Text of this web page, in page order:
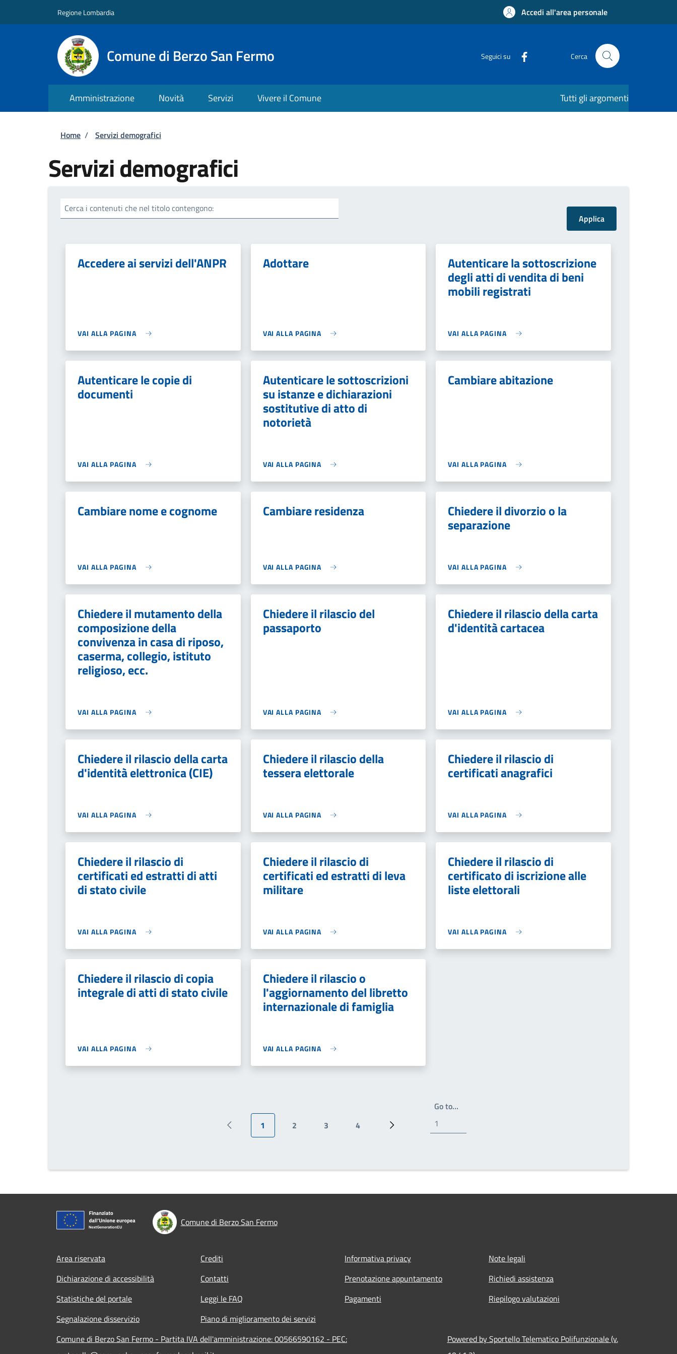
Regione Lombardia Accedi all'area personale
Comune di Berzo San Fermo Seguici su Cerca
Amministrazione Novità Servizi Vivere il Comune Tutti gli argomenti
Briciole di pane
Home / Servizi demografici
Servizi demografici
Cerca i contenuti che nel titolo contengono:
Accedere ai servizi dell'ANPR
VAI ALLA PAGINA
Adottare
VAI ALLA PAGINA
Autenticare la sottoscrizione
degli atti di vendita di beni
mobili registrati
VAI ALLA PAGINA
Autenticare le copie di
documenti
VAI ALLA PAGINA
Autenticare le sottoscrizioni
su istanze e dichiarazioni
sostitutive di atto di
notorietà
VAI ALLA PAGINA
Cambiare abitazione
VAI ALLA PAGINA
Cambiare nome e cognome
VAI ALLA PAGINA
Cambiare residenza
VAI ALLA PAGINA
Chiedere il divorzio o la
separazione
VAI ALLA PAGINA
Chiedere il mutamento della
composizione della
convivenza in casa di riposo,
caserma, collegio, istituto
religioso, ecc.
VAI ALLA PAGINA
Chiedere il rilascio del
passaporto
VAI ALLA PAGINA
Chiedere il rilascio della carta
d'identità cartacea
VAI ALLA PAGINA
Chiedere il rilascio della carta
d'identità elettronica (CIE)
VAI ALLA PAGINA
Chiedere il rilascio della
tessera elettorale
VAI ALLA PAGINA
Chiedere il rilascio di
certificati anagrafici
VAI ALLA PAGINA
Chiedere il rilascio di
certificati ed estratti di atti
di stato civile
VAI ALLA PAGINA
Chiedere il rilascio di
certificati ed estratti di leva
militare
VAI ALLA PAGINA
Chiedere il rilascio di
certificato di iscrizione alle
liste elettorali
VAI ALLA PAGINA
Chiedere il rilascio di copia
integrale di atti di stato civile
VAI ALLA PAGINA
Chiedere il rilascio o
l'aggiornamento del libretto
internazionale di famiglia
VAI ALLA PAGINA
Pagina precedente
Pagina attuale
1
Pagina
2
Pagina
3
Pagina
4
Prossima pagina
Go to…Write the page number you want to go to
Comune di Berzo San Fermo
Footer menu
Area riservata Crediti Informativa privacy
Note legali
Dichiarazione di accessibilità
Contatti Prenotazione appuntamento
Richiedi assistenza
Statistiche del portale
Leggi le FAQ Pagamenti
Riepilogo valutazioni
Segnalazione disservizio
Piano di miglioramento dei servizi
Comune di Berzo San Fermo - Partita IVA dell'amministrazione: 00566590162 - PEC:
Powered by Sportello Telematico Polifunzionale (v.